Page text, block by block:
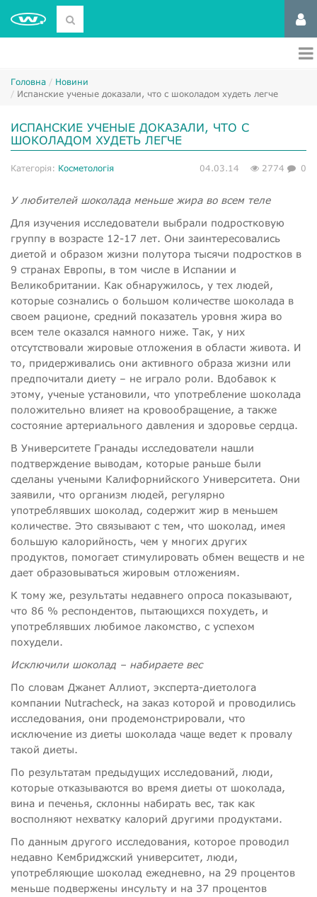
Головна
Новини
Испанские ученые доказали, что с шоколадом худеть легче
ИСПАНСКИЕ УЧЕНЫЕ ДОКАЗАЛИ, ЧТО С
ШОКОЛАДОМ ХУДЕТЬ ЛЕГЧЕ
Категорія: Косметологія 04.03.14 2774 0
У любителей шоколада меньше жира во всем теле
Для изучения исследователи выбрали подростковую
группу в возрасте 12-17 лет. Они заинтересовались
диетой и образом жизни полутора тысячи подростков в
9 странах Европы, в том числе в Испании и
Великобритании. Как обнаружилось, у тех людей,
которые сознались о большом количестве шоколада в
своем рационе, средний показатель уровня жира во
всем теле оказался намного ниже. Так, у них
отсутствовали жировые отложения в области живота. И
то, придерживались они активного образа жизни или
предпочитали диету – не играло роли. Вдобавок к
этому, ученые установили, что употребление шоколада
положительно влияет на кровообращение, а также
состояние артериального давления и здоровье сердца.
В Университете Гранады исследователи нашли
подтверждение выводам, которые раньше были
сделаны учеными Калифорнийского Университета. Они
заявили, что организм людей, регулярно
употреблявших шоколад, содержит жир в меньшем
количестве. Это связывают с тем, что шоколад, имея
большую калорийность, чем у многих других
продуктов, помогает стимулировать обмен веществ и не
дает образовываться жировым отложениям.
К тому же, результаты недавнего опроса показывают,
что 86 % респондентов, пытающихся похудеть, и
употреблявших любимое лакомство, с успехом
похудели.
Исключили шоколад – набираете вес
По словам Джанет Аллиот, эксперта-диетолога
компании Nutracheck, на заказ которой и проводились
исследования, они продемонстрировали, что
исключение из диеты шоколада чаще ведет к провалу
такой диеты.
По результатам предыдущих исследований, люди,
которые отказываются во время диеты от шоколада,
вина и печенья, склонны набирать вес, так как
восполняют нехватку калорий другими продуктами.
По данным другого исследования, которое проводил
недавно Кембриджский университет, люди,
употребляющие шоколад ежедневно, на 29 процентов
меньше подвержены инсульту и на 37 процентов